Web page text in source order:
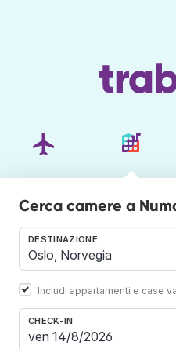
Cerca camere a
DESTINAZIONE
Includi appartamenti e case
CHECK-IN